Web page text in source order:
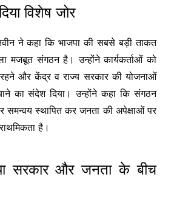
विशेष जोर
ने कहा कि भाजपा की सबसे बड़ी ताकत
संगठन है। उन्होंने कार्यकर्ताओं को
और केंद्र व राज्य सरकार की योजनाओं
का संदेश दिया। उन्होंने कहा कि संगठन
स्थापित कर जनता की अपेक्षाओं पर
है।
सरकार और जनता के बीच